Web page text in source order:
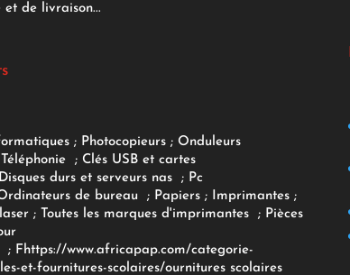
et de livraison...
; Photocopieurs; Onduleurs
Téléphonie ; Clés USB et cartes
Disques durs et serveurs nas ; Pc
de bureau ; Papiers; Imprimantes;
; Toutes les marques d'imprimantes ; Pièces
; F https://www.africapap.com/categorie-
et-fournitures-scolaires/ournitures scolaires